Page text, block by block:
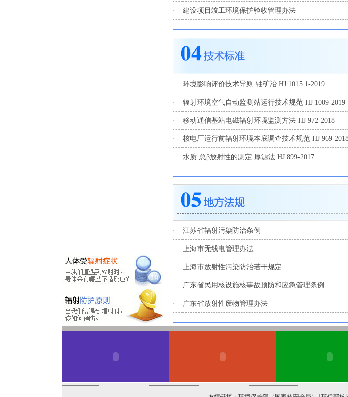
· 建设项目竣工环境保护验收管理办法
· 环境影响评价技术导则 铀矿冶 HJ 1015.1-2019
· 辐射环境空气自动监测站运行技术规范 HJ 1009-2019
· 移动通信基站电磁辐射环境监测方法 HJ 972-2018
· 核电厂运行前辐射环境本底调查技术规范 HJ 969-
· 水质 总β放射性的测定 厚源法 HJ 899-2017
· 江苏省辐射污染防治条例
· 上海市无线电管理办法
· 上海市放射性污染防治若干规定
· 广东省民用核设施核事故预防和应急管理条例
· 广东省放射性废物管理办法